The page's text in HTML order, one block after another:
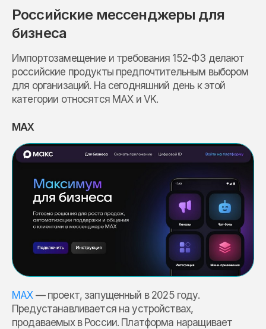
Российские мессенджеры для
бизнеса
Импортозамещение и требования 152-ФЗ делают
российские продукты предпочтительным выбором
для организаций. На сегодняшний день к этой
категории относятся MAX и VK.
MAX
MAX— проект, запущенный в 2025 году.
Предустанавливается на устройствах,
продаваемых в России. Платформа наращивает